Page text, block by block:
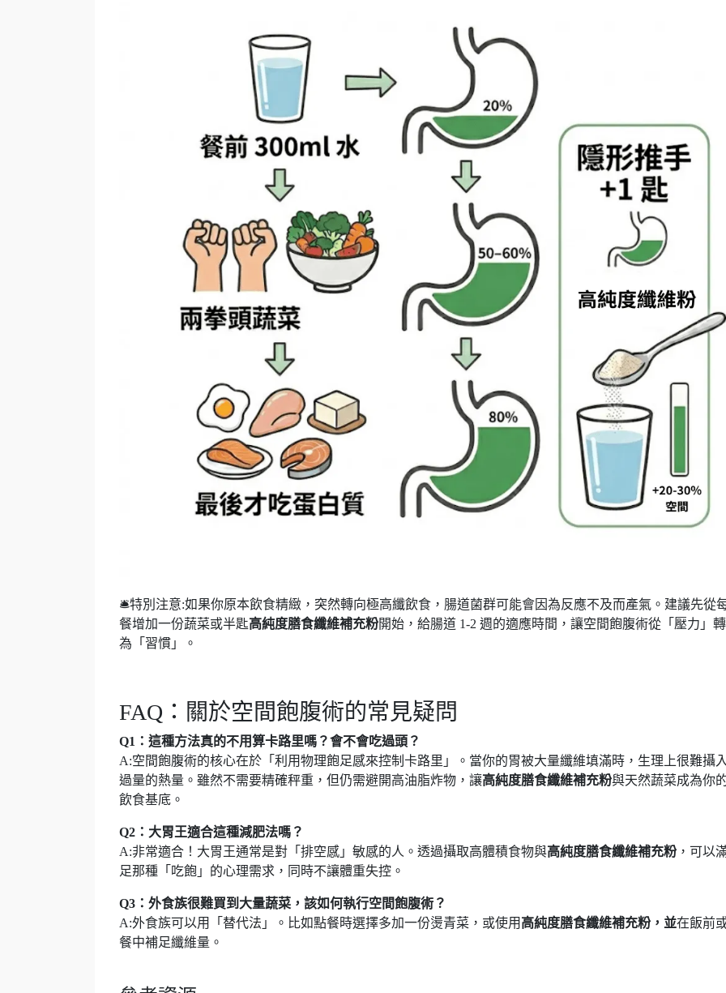
🛎️特別注意:如果你原本飲食精緻，突然轉向極高纖飲食，腸道菌群可能會因為反應不及而產氣。建議先從
餐增加一份蔬菜或半匙高純度膳食纖維補充粉開始，給腸道 1-2 週的適應時間，讓空間飽腹術從「壓力」
為「習慣」。
FAQ：關於空間飽腹術的常見疑問
Q1：這種方法真的不用算卡路里嗎？會不會吃過頭？
A:空間飽腹術的核心在於「利用物理飽足感來控制卡路里」。當你的胃被大量纖維填滿時，生理上很難攝
過量的熱量。雖然不需要精確秤重，但仍需避開高油脂炸物，讓高純度膳食纖維補充粉與天然蔬菜成為你
飲食基底。
Q2：大胃王適合這種減肥法嗎？
A:非常適合！大胃王通常是對「排空感」敏感的人。透過攝取高體積食物與高純度膳食纖維補充粉，可以
足那種「吃飽」的心理需求，同時不讓體重失控。
Q3：外食族很難買到大量蔬菜，該如何執行空間飽腹術？
A:外食族可以用「替代法」。比如點餐時選擇多加一份燙青菜，或使用 高純度膳食纖維補充粉，並在飯前
餐中補足纖維量。